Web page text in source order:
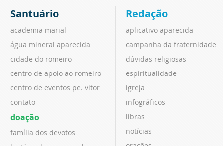
Santuário
academia marial
água mineral aparecida
cidade do romeiro
centro de apoio ao romeiro
centro de eventos pe. vitor
contato
doação
família dos devotos
Redação
aplicativo aparecida
campanha da fraternidade
dúvidas religiosas
espiritualidade
igreja
infográficos
libras
notícias